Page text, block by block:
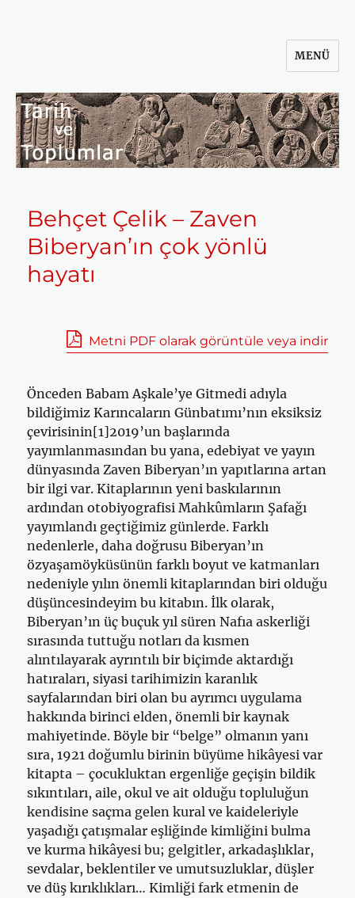
MENÜ
Behçet Çelik – Zaven
Biberyan’ın çok yönlü
hayatı
Metni PDF olarak görüntüle veya indir
Önceden Babam Aşkale’ye Gitmedi adıyla
bildiğimiz Karıncaların Günbatımı’nın eksiksiz
çevirisinin[1]2019’un başlarında
yayımlanmasından bu yana, edebiyat ve yayın
dünyasında Zaven Biberyan’ın yapıtlarına artan
bir ilgi var. Kitaplarının yeni baskılarının
ardından otobiyografisi Mahkûmların Şafağı
yayımlandı geçtiğimiz günlerde. Farklı
nedenlerle, daha doğrusu Biberyan’ın
özyaşamöyküsünün farklı boyut ve katmanları
nedeniyle yılın önemli kitaplarından biri olduğu
düşüncesindeyim bu kitabın. İlk olarak,
Biberyan’ın üç buçuk yıl süren Nafıa askerliği
sırasında tuttuğu notları da kısmen
alıntılayarak ayrıntılı bir biçimde aktardığı
hatıraları, siyasi tarihimizin karanlık
sayfalarından biri olan bu ayrımcı uygulama
hakkında birinci elden, önemli bir kaynak
mahiyetinde. Böyle bir “belge” olmanın yanı
sıra, 1921 doğumlu birinin büyüme hikâyesi var
kitapta – çocukluktan ergenliğe geçişin bildik
sıkıntıları, aile, okul ve ait olduğu topluluğun
kendisine saçma gelen kural ve kaideleriyle
yaşadığı çatışmalar eşliğinde kimliğini bulma
ve kurma hikâyesi bu; gelgitler, arkadaşlıklar,
sevdalar, beklentiler ve umutsuzluklar, düşler
ve düş kırıklıkları… Kimliği fark etmenin de